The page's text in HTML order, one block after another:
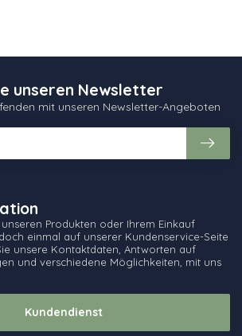
Produkten oder Ihrem Einkauf
einmal auf unserer Kundenservice-Seite
unsere Kontaktdaten, Antworten auf
und verschiedene Möglichkeiten, mit uns
Kundendienst
unseren Newsletter
mit unseren Newsletter-Angeboten